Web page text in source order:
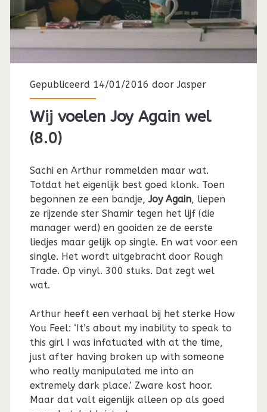
Gepubliceerd 14/01/2016 doorJasper
Wij voelen Joy Again wel
(8.0)
Sachi en Arthur rommelden maar wat.
Totdat het eigenlijk best goed klonk. Toen
begonnen ze een bandje,Joy Again, liepen
ze rijzende ster Shamir tegen het lijf (die
manager werd) en gooiden ze de eerste
liedjes maar gelijk op single. En wat voor een
single. Het wordt uitgebracht door Rough
Trade. Op vinyl. 300 stuks. Dat zegt wel
wat.
Arthur heeft een verhaal bij het sterke How
You Feel: ‘It’s about my inability to speak to
this girl I was infatuated with at the time,
just after having broken up with someone
who really manipulated me into an
extremely dark place.’ Zware kost hoor.
Maar dat valt eigenlijk alleen op als goed